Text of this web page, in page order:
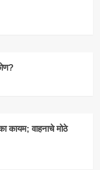
कायम; वाहनाचे मोठे